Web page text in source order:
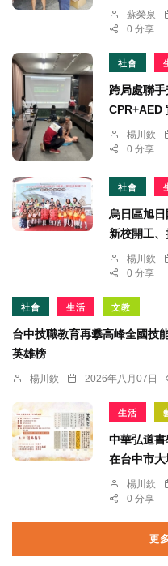
蘇榮泉
0 分享
社會
跨局處聯
CPR+AED
楊川欽
0 分享
社會
烏日區旭
新校開工
楊川欽
0 分享
社會 生活 文教
台中技職教育再攀高峰全國技
英雄榜
楊川欽 2026年八月07日
生活
中華弘道
在台中市
楊川欽
0 分享
更